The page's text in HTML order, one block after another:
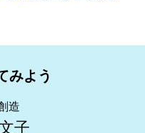
みよう
造
子